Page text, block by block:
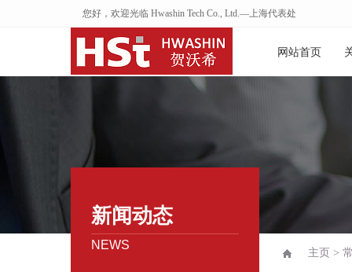
您好，欢迎光临 Hwashin Tech Co., Ltd.—上海代表处
网站首页
新闻动态
NEWS
主页 >